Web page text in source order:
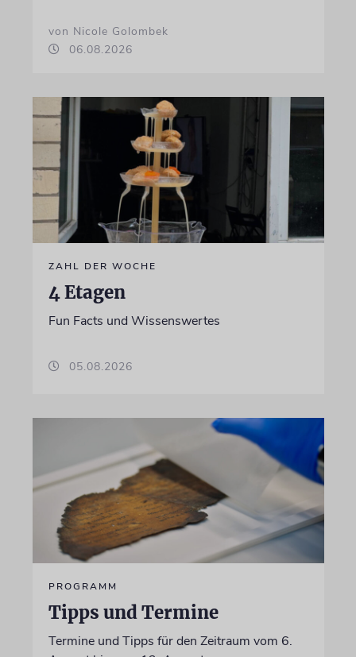
von Nicole Golombek
06.08.2026
ZAHL DER WOCHE
4 Etagen
Fun Facts und Wissenswertes
05.08.2026
PROGRAMM
Tipps und Termine
Termine und Tipps für den Zeitraum vom 6.